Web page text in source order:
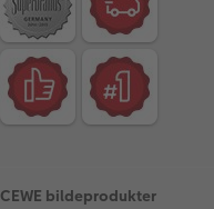
CEWE bildeprodukter